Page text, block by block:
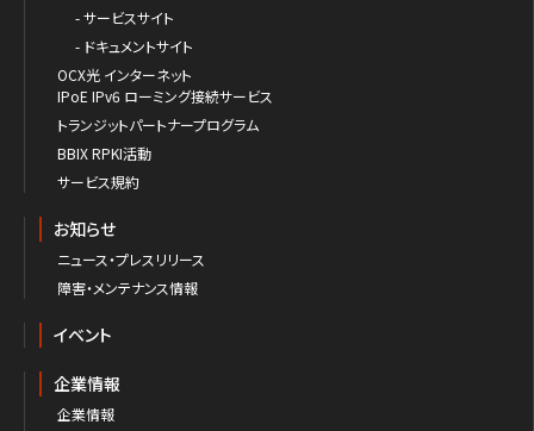
- サービスサイト
- ドキュメントサイト
OCX光 インターネット
IPoE IPv6 ローミング接続サービス
トランジットパートナープログラム
BBIX RPKI活動
サービス規約
お知らせ
ニュース・プレスリリース
障害・メンテナンス情報
イベント
企業情報
企業情報